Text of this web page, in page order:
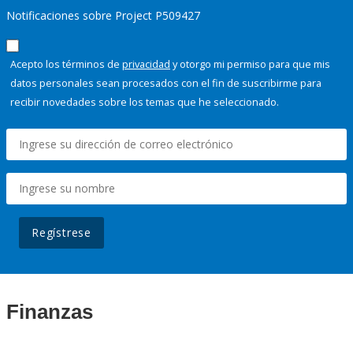
Notificaciones sobre Project P509427
Acepto los términos de privacidad y otorgo mi permiso para que mis
datos personales sean procesados con el fin de suscribirme para
recibir novedades sobre los temas que he seleccionado.
Regístrese
Finanzas